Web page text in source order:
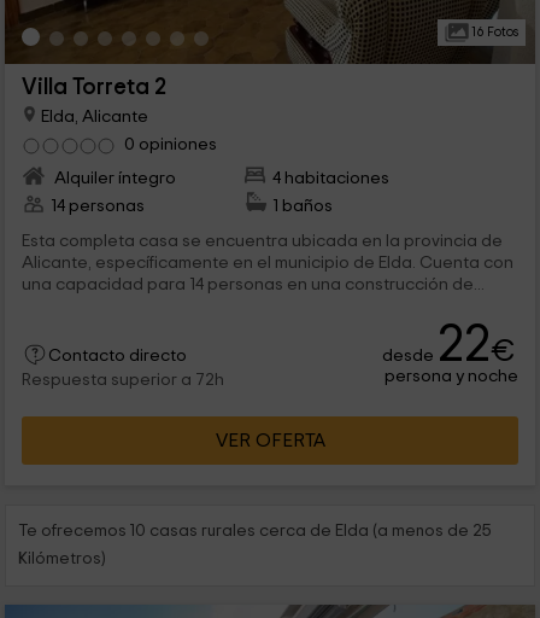
16 Fotos
Villa Torreta 2
Elda, Alicante
0 opiniones
Alquiler íntegro
4 habitaciones
14 personas
1 baños
Esta completa casa se encuentra ubicada en la provincia de
Alicante, específicamente en el municipio de Elda. Cuenta con
una capacidad para 14 personas en una construcción de...
Contacto directo
Respuesta superior a 72h
desde 22€
persona y noche
VER OFERTA
Te ofrecemos 10 casas rurales cerca de Elda (a menos de 25
Kilómetros)